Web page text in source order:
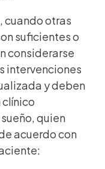
cuando otras
suficientes o
considerarse
intervenciones
y deben
clínico
quien
acuerdo con